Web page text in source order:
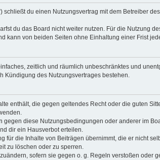
schließt du einen Nutzungsvertrag mit dem Betreiber
du das Board nicht weiter nutzen. Für die Nutzung
kann von beiden Seiten ohne Einhaltung einer Frist
zeitlich und räumlich unbeschränktes und
Kündigung des Nutzungsvertrages bestehen.
enthält, die gegen geltendes Recht oder die guten
gegen diese Nutzungsbedingungen oder anderer im
dir ein Hausverbot erteilen.
für die Inhalte von Beiträgen übernimmt, die er nicht
zu löschen oder zu sperren.
sofern sie gegen o. g. Regeln verstoßen oder